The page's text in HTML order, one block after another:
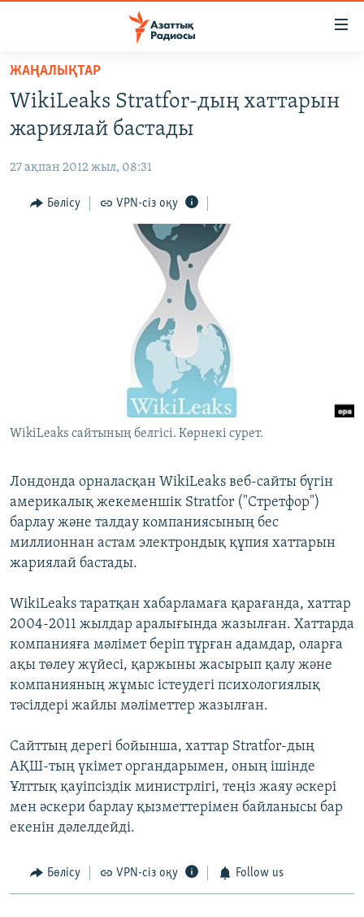
Skip
main
content
to
Navigation
ЖАҢАЛЫҚТАР
AZATTYQTV
ҚАҢТАР ОҚИҒАСЫ
АДАМ ҚҰҚЫҚТАРЫ
ЖАҢАЛЫҚТАР
WikiLeaks Stratfor-дың хаттарын
жариялай бастады
27 ақпан 2012 жыл, 08:31
Бөлісу VPN-сіз оқу
WikiLeaks сайтының белгісі. Көрнекі сурет.
Лондонда орналасқан WikiLeaks веб-сайты бүгін
америкалық жекеменшік Stratfor ("Стретфор")
барлау және талдау компаниясының бес
миллионнан астам электрондық құпия хаттарын
жариялай бастады.
WikiLeaks таратқан хабарламаға қарағанда, хаттар
2004-2011 жылдар аралығында жазылған. Хаттарда
компанияға мәлімет беріп тұрған адамдар, оларға
ақы төлеу жүйесі, қаржыны жасырып қалу және
компанияның жұмыс істеудегі психологиялық
тәсілдері жайлы мәліметтер жазылған.
Сайттың дерегі бойынша, хаттар Stratfor-дың
АҚШ-тың үкімет органдарымен, оның ішінде
Ұлттық қауіпсіздік министрлігі, теңіз жаяу әскері
мен әскери барлау қызметтерімен байланысы бар
екенін дәлелдейді.
Бөлісу VPN-сіз оқу Follow us